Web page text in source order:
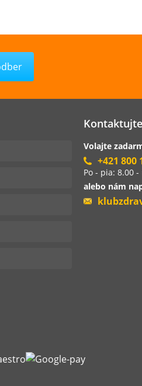
Volajte
+421 800
Po - pia: 8.00 -
alebo nám